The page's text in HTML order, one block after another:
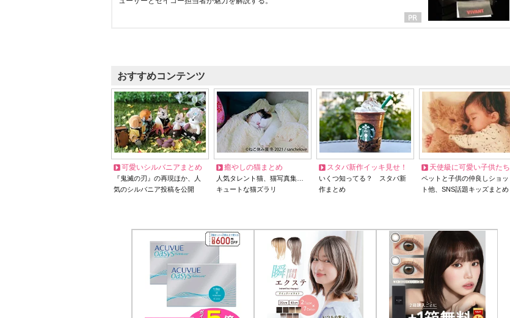
おすすめコンテンツ
可愛いシルバニアまとめ
『鬼滅の刃』の再現ほか、人
気のシルバニア投稿を公開
癒やしの猫まとめ
人気タレント猫、猫写真集…
キュートな猫ズラリ
スタバ新作イッキ見せ！
いくつ知ってる？ スタバ新
作まとめ
天使級に可愛い子供たち
ペットと子供の仲良しショッ
ト他、SNS話題キッズまとめ